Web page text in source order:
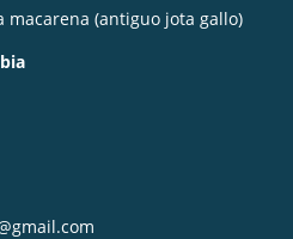
macarena (antiguo jota gallo)